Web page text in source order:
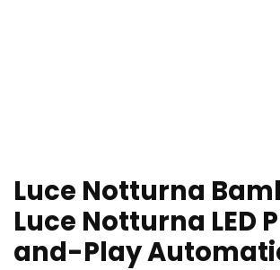
Luce Notturna
Luce Notturna LED
and-Play